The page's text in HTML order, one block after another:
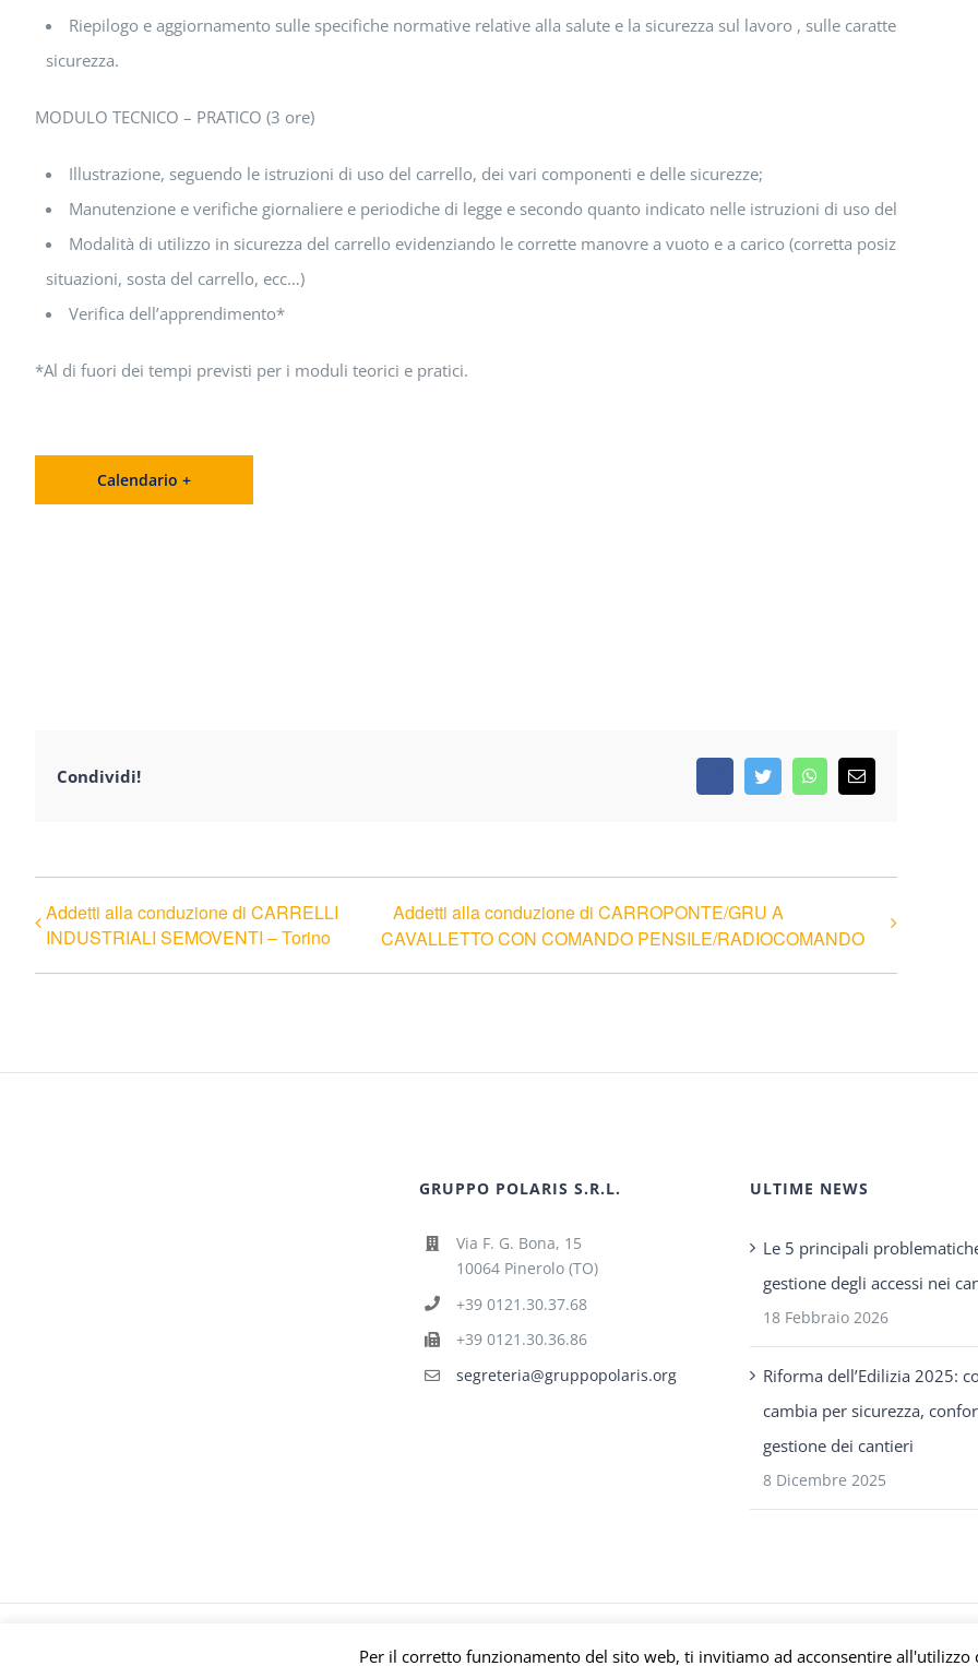
Riepilogo e aggiornamento sulle specifiche normative relative alla salute e la sicurezza sul lavoro , sulle caratteristiche
sicurezza.
MODULO TECNICO – PRATICO (3 ore)
Illustrazione, seguendo le istruzioni di uso del carrello, dei vari componenti e delle sicurezze;
Manutenzione e verifiche giornaliere e periodiche di legge e secondo quanto indicato nelle istruzioni di uso del carrello;
Modalità di utilizzo in sicurezza del carrello evidenziando le corrette manovre a vuoto e a carico (corretta posizione sul
situazioni, sosta del carrello, ecc…)
Verifica dell’apprendimento*
*Al di fuori dei tempi previsti per i moduli teorici e pratici.
Calendario +
Condividi! FacebookTwitterWhatsApp
Email
Addetti alla conduzione di CARRELLI
INDUSTRIALI SEMOVENTI – Torino
Addetti alla conduzione di CARROPONTE/GRU A
CAVALLETTO CON COMANDO PENSILE/RADIOCOMANDO
GRUPPO POLARIS S.R.L.
Via F. G. Bona, 15
10064 Pinerolo (TO)
+39 0121.30.37.68
+39 0121.30.36.86
segreteria@gruppopolaris.org
ULTIME NEWS
Le 5 principali
gestione degli accessi nei
18 Febbraio 2026
Riforma dell’Edilizia 2025:
cambia per sicurezza,
gestione dei cantieri
8 Dicembre 2025
© Gruppo Polaris P.IVA C.F. Iscriz. CCIAA 08671820010 |Privacy e Cookie Policy| Powered
Per il corretto funzionamento del sito web, ti invitiamo ad acconsentire all'utilizzo